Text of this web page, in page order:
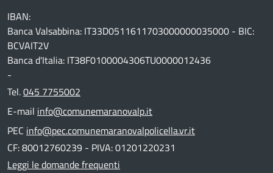
IBAN:
Banca Valsabbina: IT33D0511611703000000035000 - BIC:
BCVAIT2V
Banca d'Italia: IT38F0100004306TU0000012436
-
Tel.045 7755002
E-mail info@comunemaranovalp.it
PEC info@pec.comunemaranovalpolicella.vr.it
CF: 80012760239 - PIVA: 01201220231
Leggi le domande frequenti